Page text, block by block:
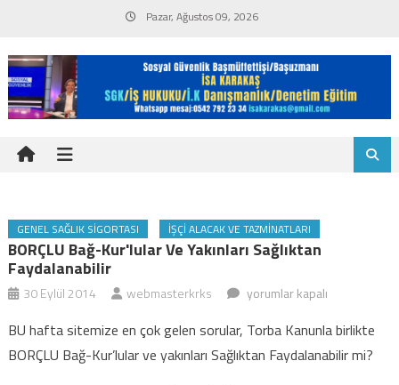
content
Pazar, Ağustos 09, 2026
GENEL SAĞLIK SIGORTASI İŞÇI ALACAK VE TAZMINATLARI
BORÇLU Bağ-Kur'lular Ve Yakınları Sağlıktan
Faydalanabilir
30 Eylül 2014 webmasterkrks
BORÇLU
Kur'lular
ve
yorumlar kapalı
BU hafta sitemize en çok gelen sorular, Torba Kanunla birlikte
BORÇLU Bağ-Kur’lular ve yakınları Sağlıktan Faydalanabilir mi?